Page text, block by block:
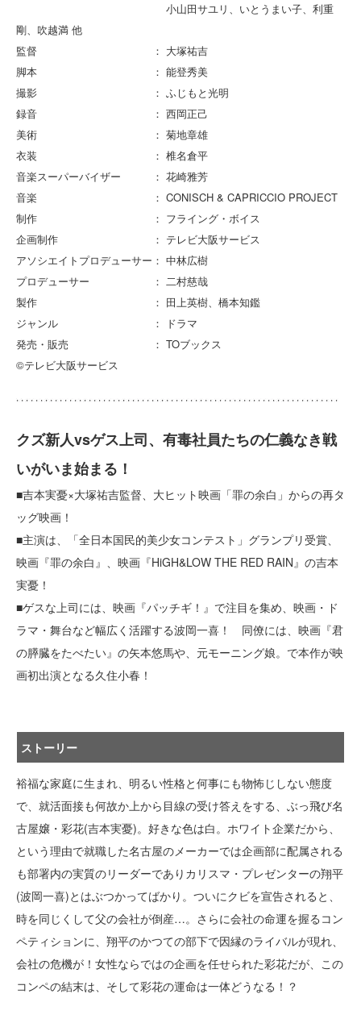
小山田サユリ、いとうまい子、利重
剛、吹越満 他
監督 ： 大塚祐吉
脚本 ： 能登秀美
撮影 ： ふじもと光明
録音 ： 西岡正己
美術 ： 菊地章雄
衣装 ： 椎名倉平
音楽スーパーバイザー ： 花崎雅芳
音楽 ： CONISCH & CAPRICCIO PROJECT
制作 ： フライング・ボイス
企画制作 ： テレビ大阪サービス
アソシエイトプロデューサー： 中林広樹
プロデューサー ： 二村慈哉
製作 ： 田上英樹、橋本知鑑
ジャンル ： ドラマ
発売・販売 ： TOブックス
©テレビ大阪サービス
クズ新人vsゲス上司、有毒社員たちの仁義なき戦
いがいま始まる！
■吉本実憂×大塚祐吉監督、大ヒット映画「罪の余白」からの再タ
ッグ映画！
■主演は、「全日本国民的美少女コンテスト」グランプリ受賞、
映画『罪の余白』、映画『HiGH&LOW THE RED RAIN』の吉本
実憂！
■ゲスな上司には、映画『パッチギ！』で注目を集め、映画・ド
ラマ・舞台など幅広く活躍する波岡一喜！ 同僚には、映画『君
の膵臓をたべたい』の矢本悠馬や、元モーニング娘。で本作が映
画初出演となる久住小春！
ストーリー
裕福な家庭に生まれ、明るい性格と何事にも物怖じしない態度
で、就活面接も何故か上から目線の受け答えをする、ぶっ飛び名
古屋嬢・彩花(吉本実憂)。好きな色は白。ホワイト企業だから、
という理由で就職した名古屋のメーカーでは企画部に配属される
も部署内の実質のリーダーでありカリスマ・プレゼンターの翔平
(波岡一喜)とはぶつかってばかり。ついにクビを宣告されると、
時を同じくして父の会社が倒産…。さらに会社の命運を握るコン
ペティションに、翔平のかつての部下で因縁のライバルが現れ、
会社の危機が！女性ならではの企画を任せられた彩花だが、この
コンペの結末は、そして彩花の運命は一体どうなる！？